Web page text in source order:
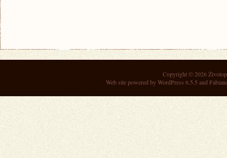
Copyright © 2026
Web site powered byWordPress 6.5.5 and